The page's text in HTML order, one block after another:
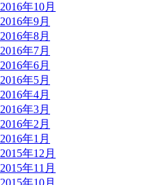
2016年10月
2016年9月
2016年8月
2016年7月
2016年6月
2016年5月
2016年4月
2016年3月
2016年2月
2016年1月
2015年12月
2015年11月
2015年10月